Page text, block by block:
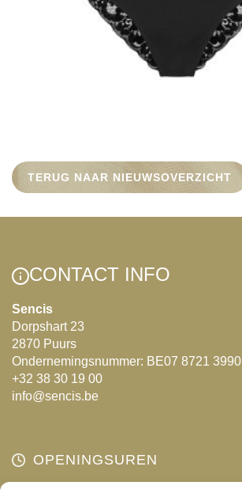
TERUG NAAR NIEUWSOVERZICHT
CONTACT INFO
Sencis
Dorpshart 23
2870 Puurs
Ondernemingsnummer: BE07 8721 3990
+32 38 30 19 00
info@sencis.be
OPENINGSUREN